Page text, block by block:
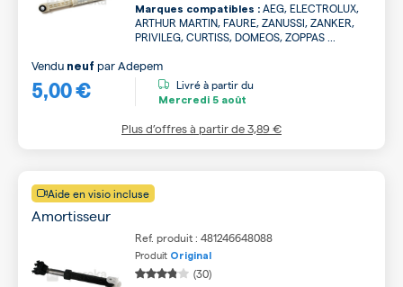
Marques compatibles : AEG, ELECTROLUX,
ARTHUR MARTIN, FAURE, ZANUSSI, ZANKER,
PRIVILEG, CURTISS, DOMEOS, ZOPPAS ...
5,00 €
Vendu neuf parAdepem
Livré à partir du
Mercredi 5 août
Plus d’offres à partir de3,89 €
Aide en visio incluse
Amortisseur
Ref. produit : 481246648088
Produit Original
(30)